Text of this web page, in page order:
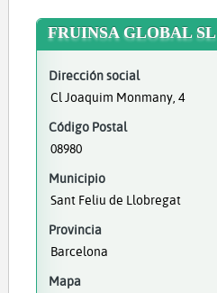
FRUINSA GLOBAL SL
Dirección social
Cl Joaquim Monmany, 4
Código Postal
08980
Municipio
Sant Feliu de Llobregat
Provincia
Barcelona
Mapa